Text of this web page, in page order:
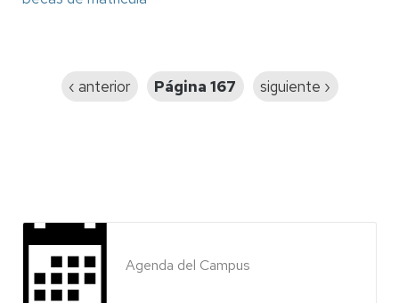
Página
‹ anterior Página 167
Siguiente
siguiente ›
Agenda del Campus